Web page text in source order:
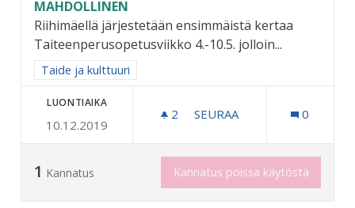
MAHDOLLINEN
Riihimäellä järjestetään ensimmäistä kertaa
Taiteenperusopetusviikko 4.-10.5. jolloin...
Rajaa tulokset aihepiirin mukaan: Taide ja kulttuuri
Taide ja kulttuuri
LUONTIAIKA
10.12.2019
2 2 SEURAAJAA
SEURAA 0
1 Kannatus Kannatus poissa käytöstä